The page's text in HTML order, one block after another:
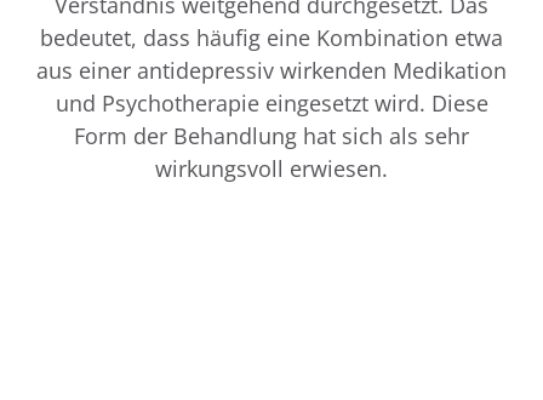
bedeutet, dass häufig eine Kombination etwa
aus einer antidepressiv wirkenden Medikation
und Psychotherapie eingesetzt wird. Diese
Form der Behandlung hat sich als sehr
wirkungsvoll erwiesen.